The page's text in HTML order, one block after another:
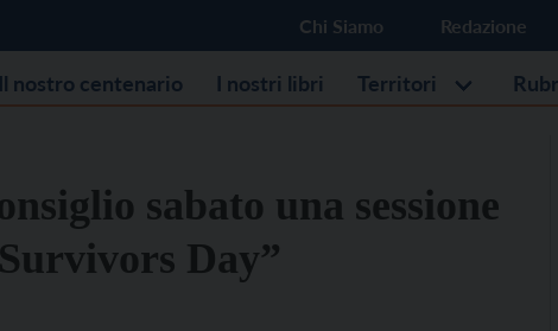
Chi Siamo Redazione
Il nostro centenario I nostri libri Territori
sabato una sessione
Day”